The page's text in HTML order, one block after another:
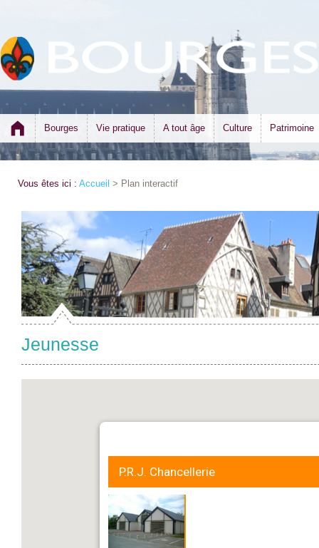
Bourges Vie pratique A tout âge Culture Patrimoine
Vous êtes ici : Accueil > Plan interactif
Jeunesse
P.R.J. Chancellerie